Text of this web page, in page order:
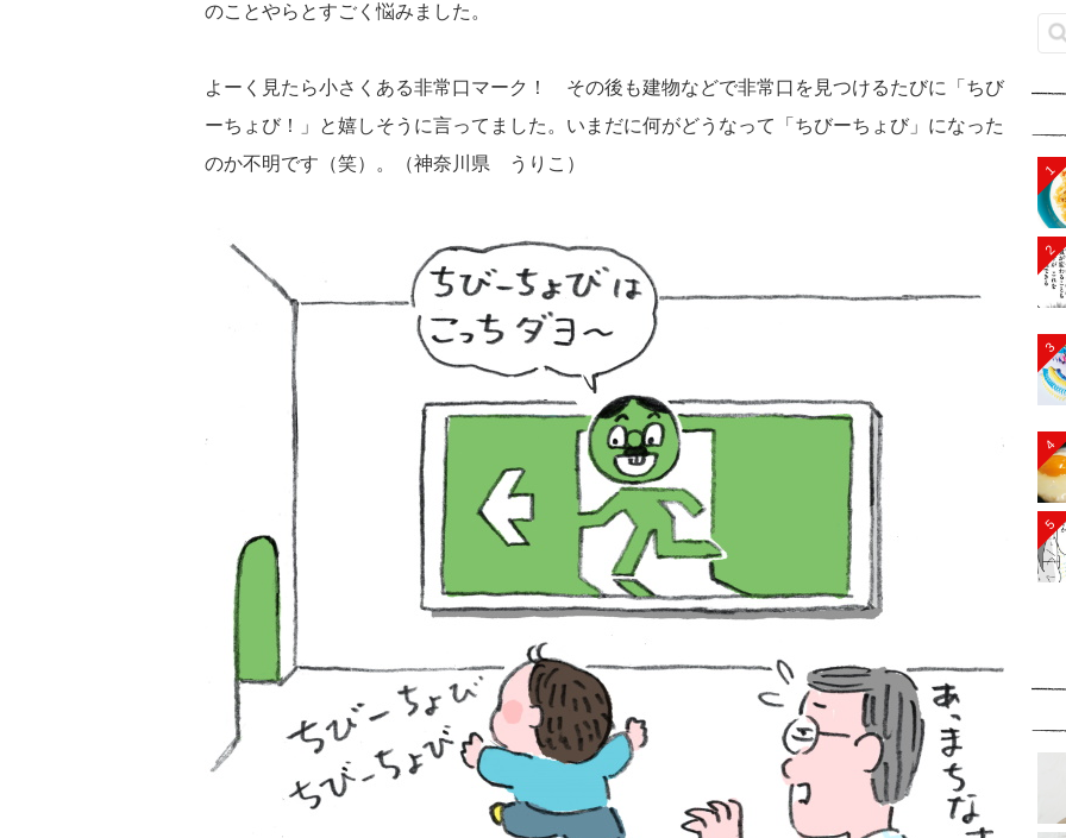
のことやらとすごく悩みました。
よーく見たら小さくある非常口マーク！ その後も建物などで非常口を見つけるたびに「ちび
ーちょび！」と嬉しそうに言ってました。いまだに何がどうなって「ちびーちょび」になった
のか不明です（笑）。（神奈川県 うりこ）
1
2
3
4
5